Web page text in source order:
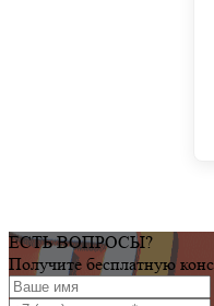
ЕСТЬ ВОПРОСЫ?
Получите бесплатную